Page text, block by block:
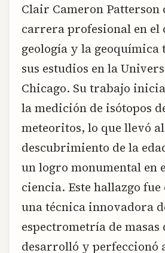
Clair Cameron Patterson
carrera profesional en el
geología y la geoquímica
sus estudios en la
Chicago. Su trabajo
la medición de isótopos
meteoritos, lo que llevó al
descubrimiento de la
un logro monumental en
ciencia. Este hallazgo
una técnica innovadora
espectrometría de masas
desarrolló y perfeccionó